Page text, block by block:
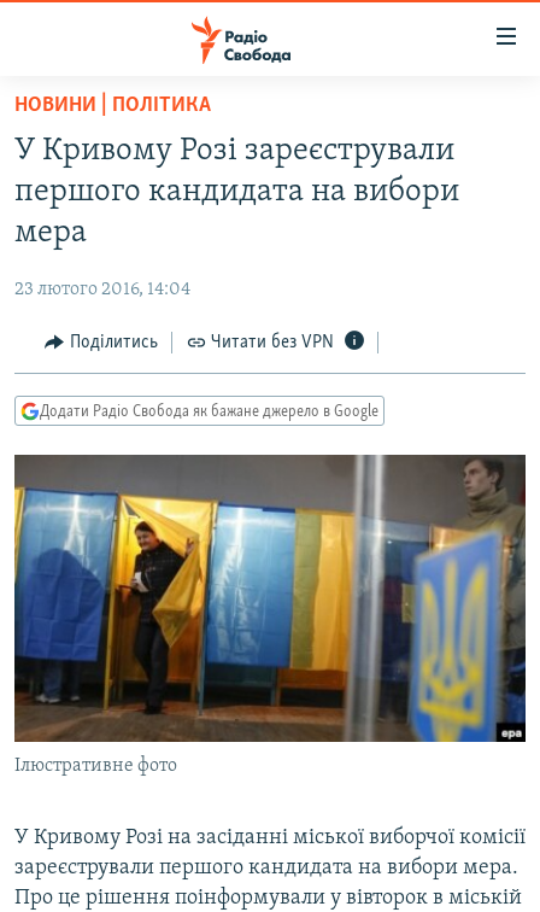
Перейти
основного
матеріалу
Перейти
до
основної
Перейти
до
пошуку
ВСЕ ЗА ДОБУ
СТАТТІ
СУСПІЛЬСТВО
СВІТ
РОСІЙСЬКА «ФІЛЬТРАЦІЯ»
ДОНБАС.РЕАЛІЇ
ТИ ЯК?
КИТАЙ.ВИКЛИКИ
МУЛЬТИМЕДІА
ФОТО
СПЕЦПРОЄКТИ
ПОДКАСТИ
КРИМ РЕАЛІЇ
УКР
КТАТ
НОВИНИ | ПОЛІТИКА
У Кривому Розі зареєстрували
першого кандидата на вибори
мера
23 лютого 2016, 14:04
Поділитись Читати без VPN
Додати Радіо Свобода як бажане джерело в Google
Ілюстративне фото
У Кривому Розі на засіданні міської виборчої комісії
зареєстрували першого кандидата на вибори мера.
Про це рішення поінформували у вівторок в міській